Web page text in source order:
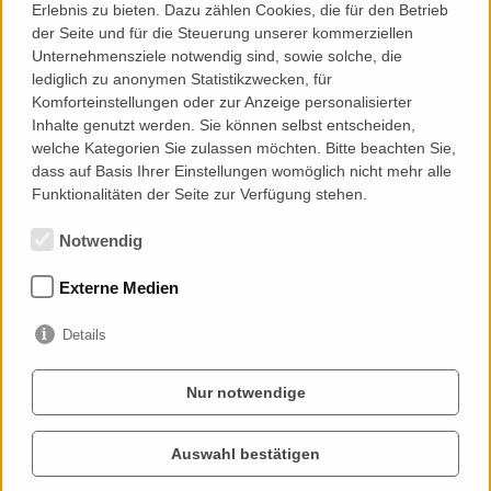
PARTNER
Hauptsponsor
Exklusivpartner
Starke Partner
Unterstützer Partner werden
SPORTSBAR
FANSHOP
LINKS
Kontakt
Impressum
Erlebnis zu bieten. Dazu zählen Cookies, die für den Betrieb
der Seite und für die Steuerung unserer kommerziellen
Unternehmensziele notwendig sind, sowie solche, die
lediglich zu anonymen Statistikzwecken, für
Komforteinstellungen oder zur Anzeige personalisierter
Inhalte genutzt werden. Sie können selbst entscheiden,
welche Kategorien Sie zulassen möchten. Bitte beachten Sie,
dass auf Basis Ihrer Einstellungen womöglich nicht mehr alle
Funktionalitäten der Seite zur Verfügung stehen.
Notwendig
Externe Medien
Details
Nur notwendige
Auswahl bestätigen